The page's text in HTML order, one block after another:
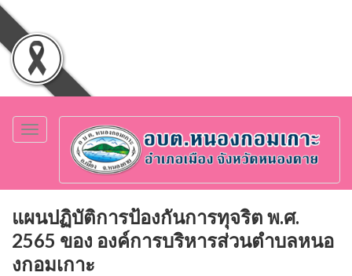
Toggle
navigation
แผนปฏิบัติการป้องกันการทุจริต พ.ศ.
2565 ของ องค์การบริหารส่วนตำบลหนอ
งกอมเกาะ